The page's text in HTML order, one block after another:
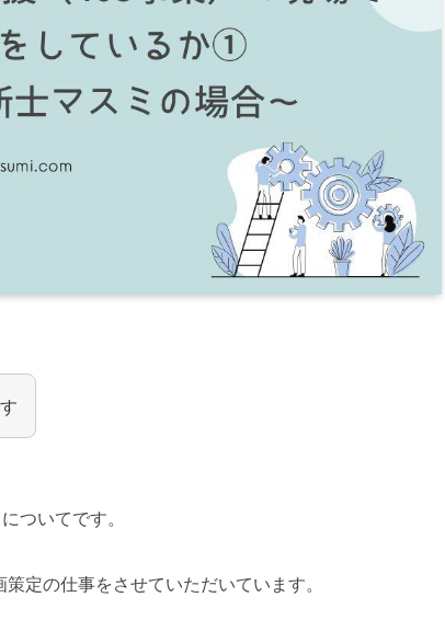
ついてです。
定の仕事をさせていただいています。